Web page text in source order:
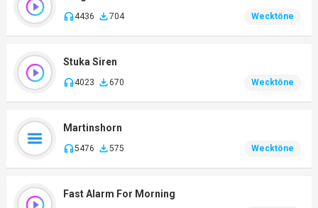
4436 704 Wecktöne
Stuka Siren
4023 670 Wecktöne
Martinshorn
5476 575 Wecktöne
Fast Alarm For Morning